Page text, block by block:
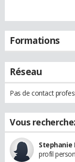
Formations
Réseau
Pas de contact
Vous
Stephanie
profil